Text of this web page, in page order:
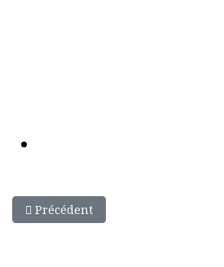
Article précédent : Montage des
Précédent